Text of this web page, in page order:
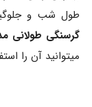
طول شب و
گرسنگی طولانی‌
میتوانید آن را